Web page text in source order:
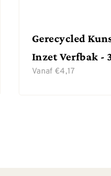
Gerecycled
Inzet Verfbak -
Vanaf €4,17